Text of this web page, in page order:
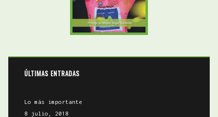
ÚLTIMAS ENTRADAS
Lo más importante
8 julio, 2018